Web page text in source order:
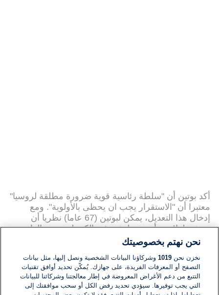
أكد بوتين أن "سلطة رئاسية قوية ضرورة مطلقة لروسيا"
معتبرا أن "الاستقرار يجب ان يحظى بالأولوية". ومع
إدخال هذا التعديل، يمكن لبوتين (67 عاما) نظريا أن
يترشح لولايتين أخريين ليبقى في الكرملين حتى العام
2036. وقد أقر أعضاء مجلس الدوما الروسي الإصلاحات
دون أي صوت معارض. وتقام الأربعاء قراءة ثالثة أقل
أهمية قبل إحالة هذه التعديلات في اليوم نفسه إلى
مجلس الشيوخ للموافقة، في خطوة ترتدي طابعا شكليا.
نحن نهتم بخصوصيتك
نخزن نحن1019 وشركاؤنا البيانات الشخصية ونصل إليها، مثل بيانات
التصفح أو المعرفات الفريدة، على جهازك. يُمكّن تحديد أوافق تقنيات
التتبع من دعم الأغراض المعروضة في إطار معالجتنا وشركائنا للبيانات
التي يجب توفيرها. سيؤدي تحديد رفض الكل أو سحب موافقتك إلى